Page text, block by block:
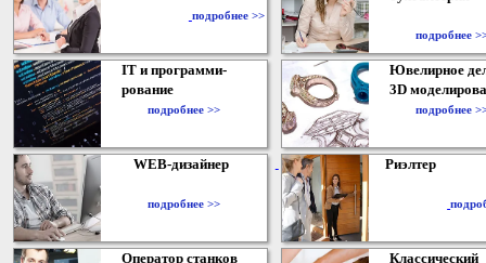
подробнее >>
подробнее
IT и программи-
рование
подробнее >>
Ювелирное
3D
подробнее
WEB-дизайнер
подробнее >>
Риэлтер
Оператор станков
Классический